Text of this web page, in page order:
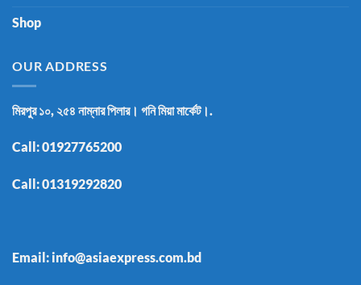
Shop
OUR ADDRESS
মিরপুর ১০, ২৫৪ নাম্নার পিলার। গনি মিয়া মার্কেট।.
Call:01927765200
Call:01319292820
Email: info@asiaexpress.com.bd